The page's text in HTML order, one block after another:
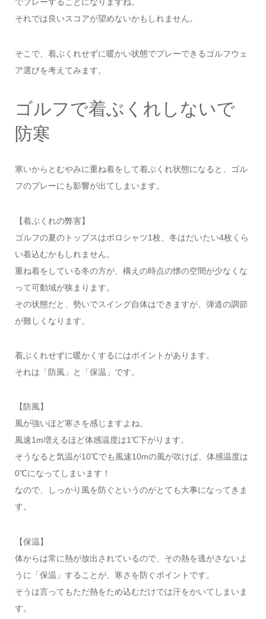
でプレーすることになりますね。
それでは良いスコアが望めないかもしれません。
そこで、着ぶくれせずに暖かい状態でプレーできるゴルフウェ
ア選びを考えてみます。
ゴルフで着ぶくれしないで
防寒
寒いからとむやみに重ね着をして着ぶくれ状態になると、ゴル
フのプレーにも影響が出てしまいます。
【着ぶくれの弊害】
ゴルフの夏のトップスはポロシャツ1枚、冬はだいたい4枚くら
い着込むかもしれません。
重ね着をしている冬の方が、構えの時点の懐の空間が少なくな
って可動域が狭まります。
その状態だと、勢いでスイング自体はできますが、弾道の調節
が難しくなります。
着ぶくれせずに暖かくするにはポイントがあります。
それは「防風」と「保温」です。
【防風】
風が強いほど寒さを感じますよね。
風速1m増えるほど体感温度は1℃下がります。
そうなると気温が10℃でも風速10mの風が吹けば、体感温度は
0℃になってしまいます！
なので、しっかり風を防ぐというのがとても大事になってきま
す。
【保温】
体からは常に熱が放出されているので、その熱を逃がさないよ
うに「保温」することが、寒さを防ぐポイントです。
そうは言ってもただ熱をため込むだけでは汗をかいてしまいま
す。